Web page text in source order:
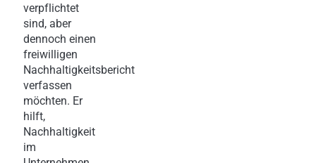
verpflichtet
sind, aber
dennoch einen
freiwilligen
Nachhaltigkeitsbericht
verfassen
möchten. Er
hilft,
Nachhaltigkeit
im